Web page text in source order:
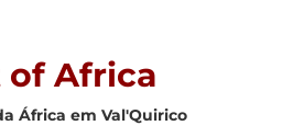
of Africa
África em Val'Quirico